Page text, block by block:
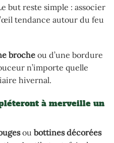
but reste simple : associer
tendance autour du feu
broche ou d’une bordure
n’importe quelle
hivernal.
à merveille un
ou bottines décorées